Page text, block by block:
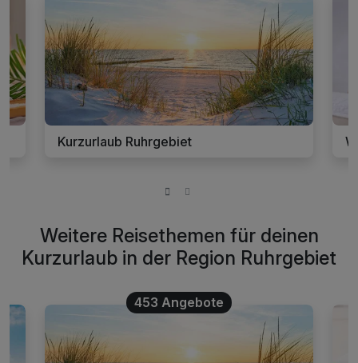
Kurzurlaub Ruhrgebiet
Weitere Reisethemen für deinen
Kurzurlaub in der Region Ruhrgebiet
453 Angebote